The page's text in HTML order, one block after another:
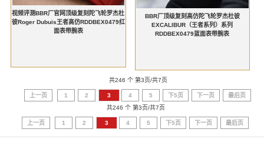
视频评测BBR厂官网顶级复刻陀飞轮罗杰杜
彼Roger Dubuis王者高仿RDDBEX0479红
面表带腕表
BBR厂顶级复刻高仿陀飞轮罗杰杜彼
EXCALIBUR（王者系列）系列
RDDBEX0479蓝面表带腕表
共246 个 第3页/共7页
上一页 1 2 3 4 5 下5页 下一页
最后页
共246 个 第3页/共7页
上一页 1 2 3 4 5 下5页 下一页 最后页